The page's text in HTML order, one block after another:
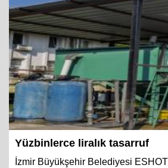
Yüzbinlerce liralık tasarruf
İzmir Büyükşehir Belediyesi